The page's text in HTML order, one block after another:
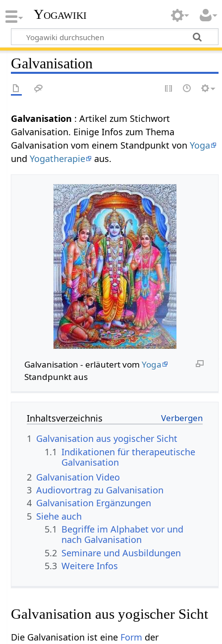
Yogawiki
Galvanisation
Galvanisation : Artikel zum Stichwort
Galvanisation. Einige Infos zum Thema
Galvanisation vom einem Standpunkt vonYoga
undYogatherapie aus.
Galvanisation - erläutert vom Yoga
Standpunkt aus
Inhaltsverzeichnis
1 Galvanisation aus yogischer Sicht
1.1 Indikationen für therapeutische
Galvanisation
2 Galvanisation Video
3 Audiovortrag zu Galvanisation
4 Galvanisation Ergänzungen
5 Siehe auch
5.1 Begriffe im Alphabet vor und
nach Galvanisation
5.2 Seminare und Ausbildungen
5.3 Weitere Infos
Galvanisation aus yogischer Sicht
Die Galvanisation ist eine Form der